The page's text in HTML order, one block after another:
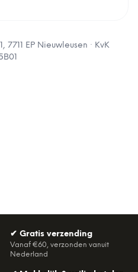
7711 EP Nieuwleusen · KvK
✔ Gratis verzending
Vanaf €60, verzonden vanuit
Nederland